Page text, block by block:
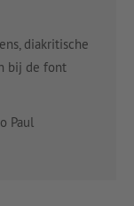
diakritische
bij de font
Paul